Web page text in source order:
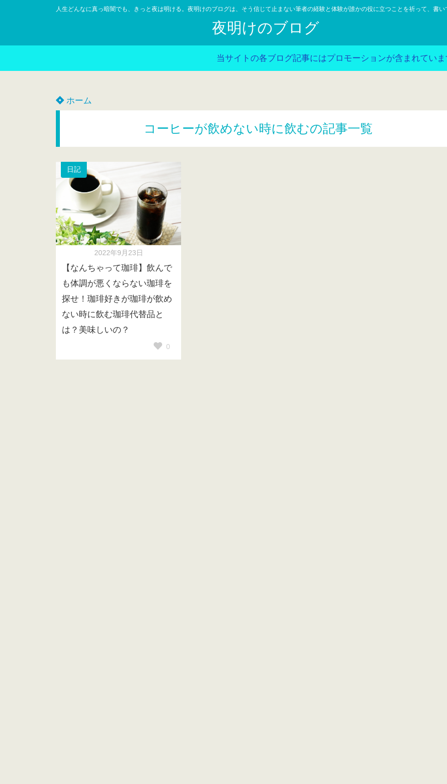
人生どんなに真っ暗闇でも、きっと夜は明ける。夜明けのブログは、そう信じて止まない筆者の経験と体験が誰かの役に立つことを祈って、書い
夜明けのブログ
当サイトの各ブログ記事にはプロモーションが含まれていま
ホーム
コーヒーが飲めない時に飲むの記事一覧
日記
2022年9月23日
【なんちゃって珈琲】飲んで
も体調が悪くならない珈琲を
探せ！珈琲好きが珈琲が飲め
ない時に飲む珈琲代替品と
は？美味しいの？
0